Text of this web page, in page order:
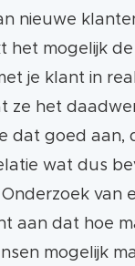
nieuwe
het mogelijk
je klant in
ze het
dat goed aan,
wat dus
van
aan dat hoe
mogelijk